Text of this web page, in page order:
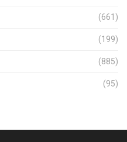
(661)
(199)
(885)
(95)